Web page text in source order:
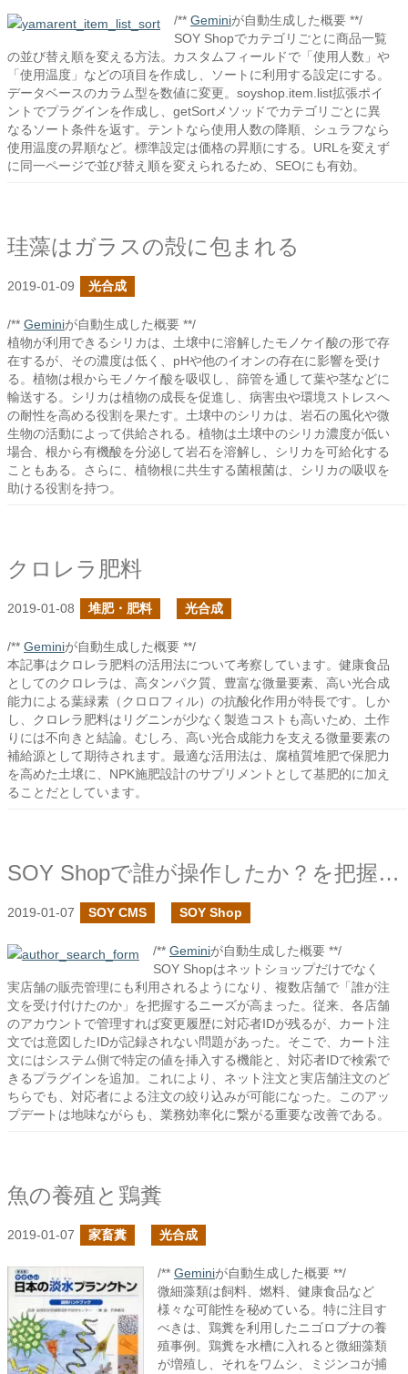
/** Geminiが自動生成した概要 **/
SOY Shopでカテゴリごとに商品一覧
の並び替え順を変える方法。カスタムフィールドで「使用人数」や
「使用温度」などの項目を作成し、ソートに利用する設定にする。
データベースのカラム型を数値に変更。soyshop.item.list拡張ポイ
ントでプラグインを作成し、getSortメソッドでカテゴリごとに異
なるソート条件を返す。テントなら使用人数の降順、シュラフなら
使用温度の昇順など。標準設定は価格の昇順にする。URLを変えず
に同一ページで並び替え順を変えられるため、SEOにも有効。
珪藻はガラスの殻に包まれる
2019-01-09 光合成
/** Geminiが自動生成した概要 **/
植物が利用できるシリカは、土壌中に溶解したモノケイ酸の形で存
在するが、その濃度は低く、pHや他のイオンの存在に影響を受け
る。植物は根からモノケイ酸を吸収し、篩管を通して葉や茎などに
輸送する。シリカは植物の成長を促進し、病害虫や環境ストレスへ
の耐性を高める役割を果たす。土壌中のシリカは、岩石の風化や微
生物の活動によって供給される。植物は土壌中のシリカ濃度が低い
場合、根から有機酸を分泌して岩石を溶解し、シリカを可給化する
こともある。さらに、植物根に共生する菌根菌は、シリカの吸収を
助ける役割を持つ。
クロレラ肥料
2019-01-08 堆肥・肥料 光合成
/** Geminiが自動生成した概要 **/
本記事はクロレラ肥料の活用法について考察しています。健康食品
としてのクロレラは、高タンパク質、豊富な微量要素、高い光合成
能力による葉緑素（クロロフィル）の抗酸化作用が特長です。しか
し、クロレラ肥料はリグニンが少なく製造コストも高いため、土作
りには不向きと結論。むしろ、高い光合成能力を支える微量要素の
補給源として期待されます。最適な活用法は、腐植質堆肥で保肥力
を高めた土壌に、NPK施肥設計のサプリメントとして基肥的に加え
ることだとしています。
SOY Shopで誰が操作したか？を把握したい
2019-01-07 SOY CMS SOY Shop
/** Geminiが自動生成した概要 **/
SOY Shopはネットショップだけでなく
実店舗の販売管理にも利用されるようになり、複数店舗で「誰が注
文を受け付けたのか」を把握するニーズが高まった。従来、各店舗
のアカウントで管理すれば変更履歴に対応者IDが残るが、カート注
文では意図したIDが記録されない問題があった。そこで、カート注
文にはシステム側で特定の値を挿入する機能と、対応者IDで検索で
きるプラグインを追加。これにより、ネット注文と実店舗注文のど
ちらでも、対応者による注文の絞り込みが可能になった。このアッ
プデートは地味ながらも、業務効率化に繋がる重要な改善である。
魚の養殖と鶏糞
2019-01-07 家畜糞 光合成
/** Geminiが自動生成した概要 **/
微細藻類は飼料、燃料、健康食品など
様々な可能性を秘めている。特に注目す
べきは、鶏糞を利用したニゴロブナの養
殖事例。鶏糞を水槽に入れると微細藻類
が増殖し、それをワムシ、ミジンコが捕